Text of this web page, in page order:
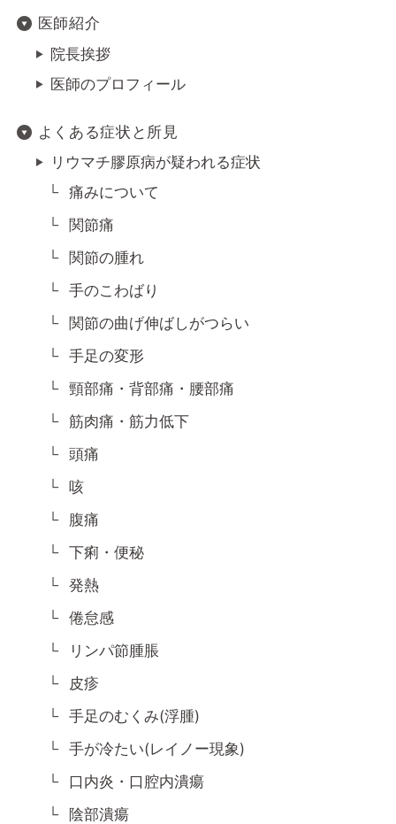
医師紹介
院長挨拶
医師のプロフィール
よくある症状と所見
リウマチ膠原病が疑われる症状
痛みについて
関節痛
関節の腫れ
手のこわばり
関節の曲げ伸ばしがつらい
手足の変形
頸部痛・背部痛・腰部痛
筋肉痛・筋力低下
頭痛
咳
腹痛
下痢・便秘
発熱
倦怠感
リンパ節腫脹
皮疹
手足のむくみ(浮腫)
手が冷たい(レイノー現象)
口内炎・口腔内潰瘍
陰部潰瘍